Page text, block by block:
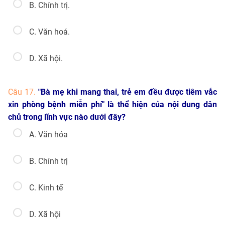
B. Chính trị.
C. Văn hoá.
D. Xã hội.
Câu 17. "Bà mẹ khi mang thai, trẻ em đều được tiêm vắc
xin phòng bệnh miễn phí" là thể hiện của nội dung dân
chủ trong lĩnh vực nào dưới đây?
A. Văn hóa
B. Chính trị
C. Kinh tế
D. Xã hội